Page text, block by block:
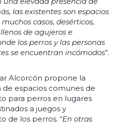
las existentes son espacios
casos, desérticos,
de agujeros e
los perros y las personas
se encuentran incómodos”.
Alcorcón propone la
espacios comunes de
para perros en lugares
a juegos y
de los perros. “En otras